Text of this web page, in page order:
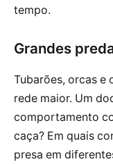
tempo.
Grandes
Tubarões, orcas e
rede maior. Um
comportamento
caça? Em quais
presa em